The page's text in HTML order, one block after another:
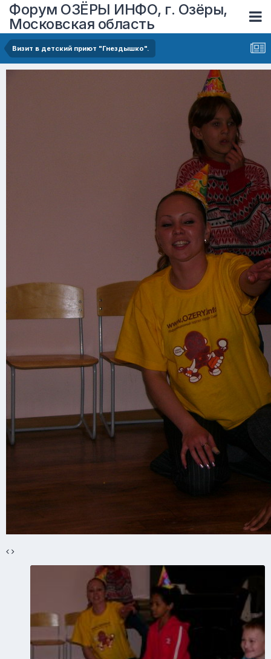
Форум ОЗЁРЫ ИНФО, г. Озёры,
Московская область
Визит в детский приют "Гнездышко".